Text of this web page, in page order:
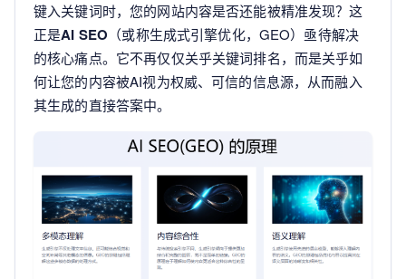
键入关键词时，您的网站内容是否还能被精准发现？这
正是AI SEO （或称生成式引擎优化，GEO）亟待解决
的核心痛点。它不再仅仅关乎关键词排名，而是关乎如
何让您的内容被AI视为权威、可信的信息源，从而融入
其生成的直接答案中。